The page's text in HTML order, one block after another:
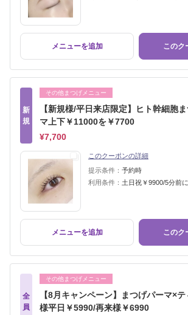
メニューを追加 このク
新
規
その他まつげメニュー
【新規様/平日来店限定】ヒト幹細胞
マ上下￥11000を￥7700
¥7,700
このクーポンの詳細
提示条件： 予約時
利用条件： 土日祝￥9900/5分前
メニューを追加 このク
全
員
その他まつげメニュー
【8月キャンペーン】まつげパーマ×
様平日￥5990/再来様￥6990